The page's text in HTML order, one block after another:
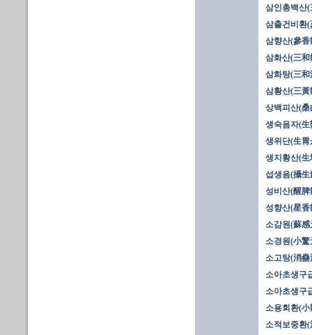
삼인총백산
삼출건비환
삼향산(參香
삼화산(三和
삼화탕(三和
삼황산(三黃
상백피산(桑
생숙음자(生
생위단(生胃
생지황산(生
섭생음(攝生
성비산(醒脾
성향산(星香
소감원(蘇感
소경원(小驚
소고탕(消蠱
소아초생구
소아초생구
소용회환(
소적보중환